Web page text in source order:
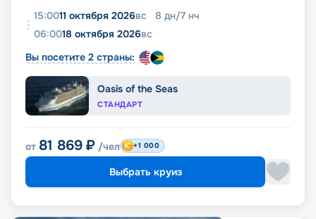
15:0011 октября 2026вс 8 дн/7 нч
06:0018 октября 2026вс
Вы посетите 2 страны:
Oasis of the Seas
СТАНДАРТ
от 81 869 ₽ /чел +1 000
Выбрать круиз